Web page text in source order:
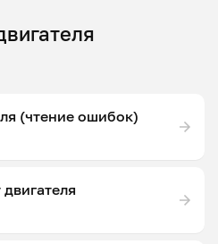
(чтение ошибок)